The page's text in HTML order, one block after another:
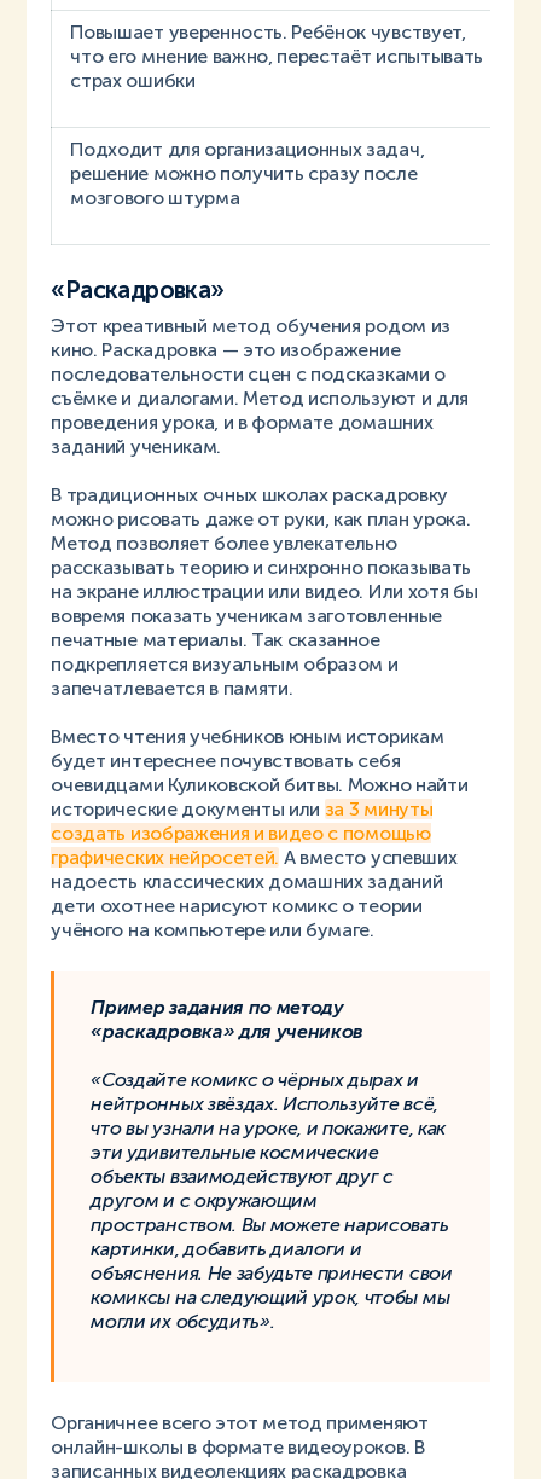
Повышает уверенность. Ребёнок чувствует,
что его мнение важно, перестаёт испытывать
страх ошибки
Подходит для организационных задач,
решение можно получить сразу после
мозгового штурма
«Раскадровка»
Этот креативный метод обучения родом из
кино. Раскадровка — это изображение
последовательности сцен с подсказками о
съёмке и диалогами. Метод используют и для
проведения урока, и в формате домашних
заданий ученикам.
В традиционных очных школах раскадровку
можно рисовать даже от руки, как план урока.
Метод позволяет более увлекательно
рассказывать теорию и синхронно показывать
на экране иллюстрации или видео. Или хотя бы
вовремя показать ученикам заготовленные
печатные материалы. Так сказанное
подкрепляется визуальным образом и
запечатлевается в памяти.
Вместо чтения учебников юным историкам
будет интереснее почувствовать себя
очевидцами Куликовской битвы. Можно найти
исторические документы или за 3 минуты
создать изображения и видео с помощью
графических нейросетей. А вместо успевших
надоесть классических домашних заданий
дети охотнее нарисуют комикс о теории
учёного на компьютере или бумаге.
Пример задания по методу
«раскадровка» для учеников
«Создайте комикс о чёрных дырах и
нейтронных звёздах. Используйте всё,
что вы узнали на уроке, и покажите, как
эти удивительные космические
объекты взаимодействуют друг с
другом и с окружающим
пространством. Вы можете нарисовать
картинки, добавить диалоги и
объяснения. Не забудьте принести свои
комиксы на следующий урок, чтобы мы
могли их обсудить».
Органичнее всего этот метод применяют
онлайн-школы в формате видеоуроков. В
записанных видеолекциях раскадровка